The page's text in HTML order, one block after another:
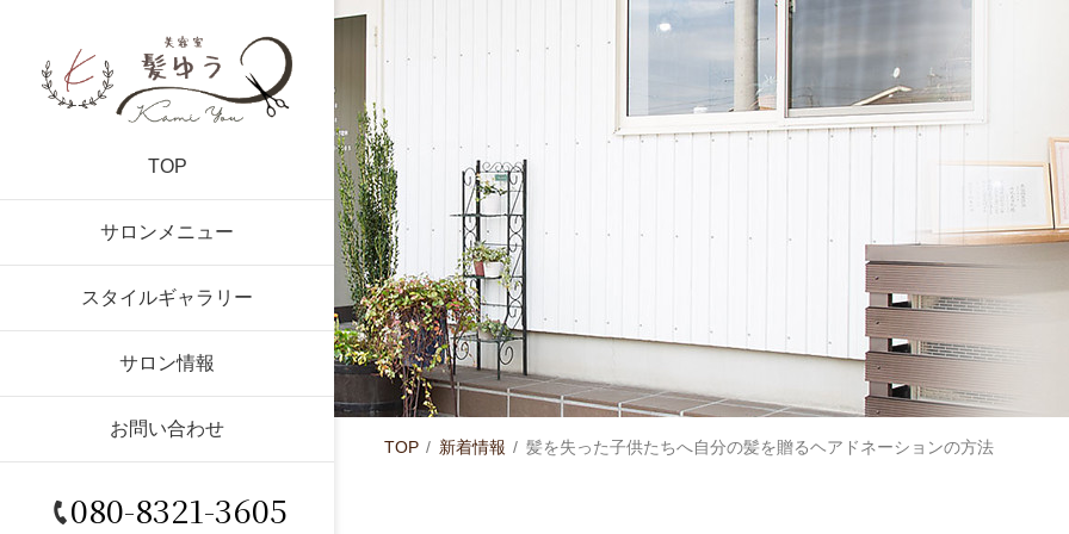
TOP
サロンメニュー
スタイルギャラリー
サロン情報
お問い合わせ
080-8321-3605
TOP 新着情報 髪を失った子供たちへ自分の髪を贈るヘアドネーションの方法